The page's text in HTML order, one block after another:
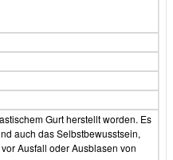
Gurt herstellt worden. Es
auch das Selbstbewusstsein,
Ausfall oder Ausblasen von